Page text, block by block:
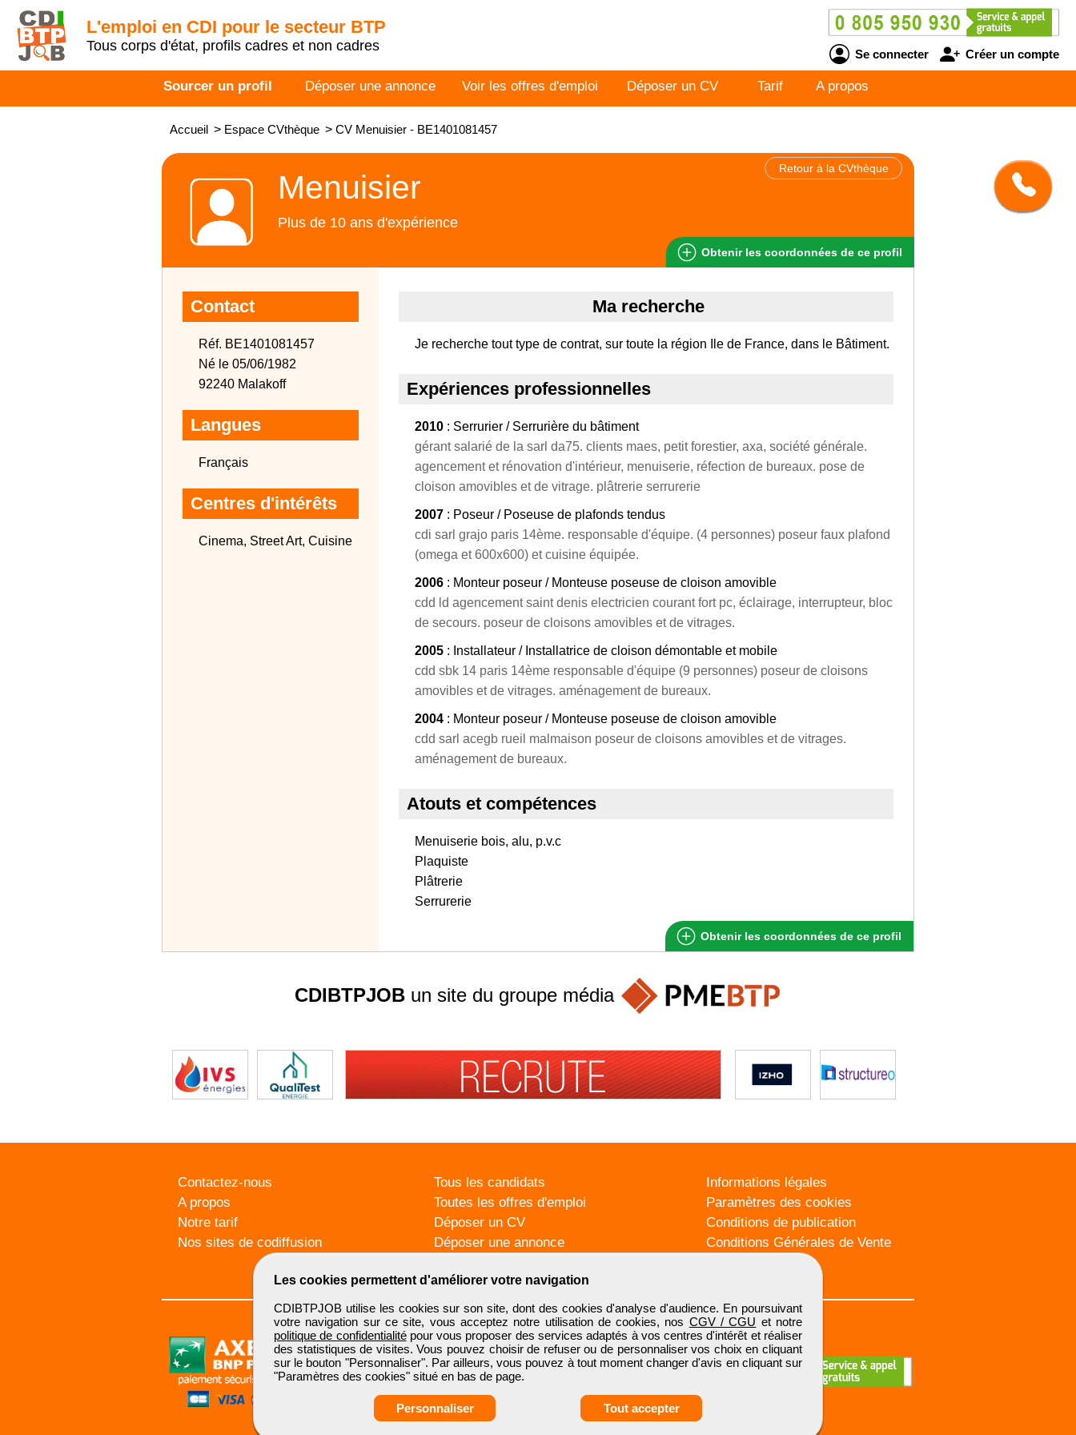
L'emploi en CDI pour le secteur BTP
Tous corps d'état, profils cadres et non cadres
Se connecter Créer un compte
Sourcer un profil Déposer une annonce Voir les offres d'emploi Déposer un CV Tarif A propos
Accueil > Espace CVthèque > CV Menuisier - BE1401081457
Retour à la CVthèque
Menuisier
Plus de 10 ans d'expérience
Obtenir les coordonnées de ce profil
Contact
Réf. BE1401081457
Né le 05/06/1982
92240 Malakoff
Langues
Français
Centres d'intérêts
Cinema, Street Art, Cuisine
Ma recherche
Je recherche tout type de contrat, sur toute la région Ile de France, dans le Bâtiment.
Expériences professionnelles
2010 : Serrurier / Serrurière du bâtiment
gérant salarié de la sarl da75. clients maes, petit forestier, axa, société générale.
agencement et rénovation d'intérieur, menuiserie, réfection de bureaux. pose de
cloison amovibles et de vitrage. plâtrerie serrurerie
2007 : Poseur / Poseuse de plafonds tendus
cdi sarl grajo paris 14ème. responsable d'équipe. (4 personnes) poseur faux plafond
(omega et 600x600) et cuisine équipée.
2006 : Monteur poseur / Monteuse poseuse de cloison amovible
cdd ld agencement saint denis electricien courant fort pc, éclairage, interrupteur, bloc
de secours. poseur de cloisons amovibles et de vitrages.
2005 : Installateur / Installatrice de cloison démontable et mobile
cdd sbk 14 paris 14ème responsable d'équipe (9 personnes) poseur de cloisons
amovibles et de vitrages. aménagement de bureaux.
2004 : Monteur poseur / Monteuse poseuse de cloison amovible
cdd sarl acegb rueil malmaison poseur de cloisons amovibles et de vitrages.
aménagement de bureaux.
Atouts et compétences
Menuiserie bois, alu, p.v.c
Plaquiste
Plâtrerie
Serrurerie
Obtenir les coordonnées de ce profil
Les cookies permettent d'améliorer votre navigation
CDIBTPJOB utilise les cookies sur son site, dont des cookies d'analyse d'audience. En poursuivant
votre navigation sur ce site, vous acceptez notre utilisation de cookies, nos CGV / CGU et notre
politique de confidentialitépour vous proposer des services adaptés à vos centres d'intérêt et réaliser
des statistiques de visites. Vous pouvez choisir de refuser ou de personnaliser vos choix en cliquant
sur le bouton "Personnaliser". Par ailleurs, vous pouvez à tout moment changer d'avis en cliquant sur
"Paramètres des cookies" situé en bas de page.
Personnaliser Tout accepter
CDIBTPJOBun site du groupe média
Contactez-nous
A propos
Notre tarif
Nos sites de codiffusion
Tous les candidats
Toutes les offres d'emploi
Déposer un CV
Déposer une annonce
Informations légales
Paramètres des cookies
Conditions de publication
Conditions Générales de Vente